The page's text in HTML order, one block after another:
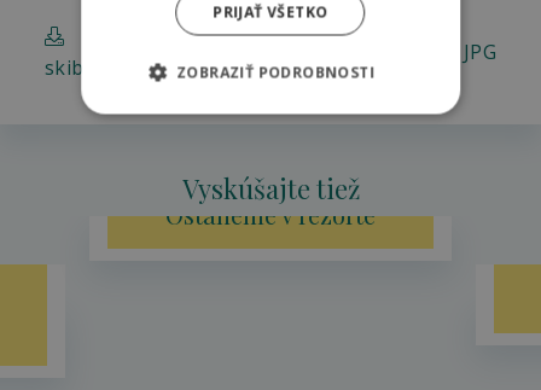
skibusu
909.12
KB
JPG
Vyskúšajte tiež
Ostaneme v rezorte
PRIJAŤ VŠETKO
ZOBRAZIŤ PODROBNOSTI